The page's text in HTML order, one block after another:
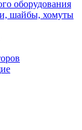
оборудования
шайбы, хомуты